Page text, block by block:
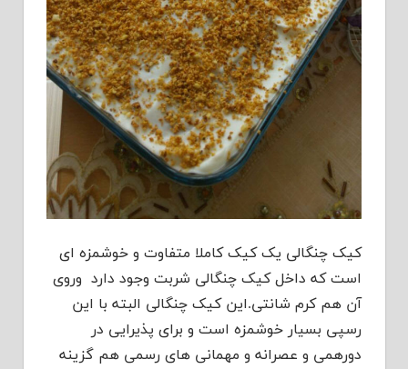
کیک چنگالی یک کیک کاملا متفاوت و خوشمزه ای
است که داخل کیک چنگالی شربت وجود دارد وروی
آن هم کرم شانتی.این کیک چنگالی البته با این
رسپی بسیار خوشمزه است و برای پذیرایی در
دورهمی و عصرانه و مهمانی های رسمی هم گزینه